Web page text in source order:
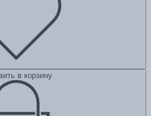
в корзину